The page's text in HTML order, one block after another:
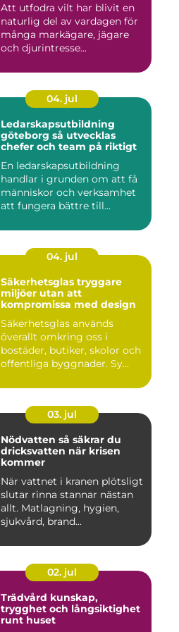
Att utfodra vilt har blivit en
naturlig del av vardagen för
många markägare, jägare
och djurintresse...
04. jul
Ledarskapsutbildning
göteborg så utvecklas
chefer och team på riktigt
En ledarskapsutbildning
handlar i grunden om att få
människor och verksamhet
att fungera bättre till...
04. jul
Säkerhetsglas tryggare
miljöer utan att
kompromissa med design
Säkerhetsglas används
överallt omkring oss i
bostäder, butiker, skolor och
offentliga byggnader. Sy...
03. jul
Nödvatten så säkrar du
dricksvatten när krisen
kommer
När vattnet i kranen plötsligt
slutar rinna stannar nästan
allt. Matlagning, hygien,
sjukvård, brand...
02. jul
Trädvård kunskap,
trygghet och långsiktighet
runt huset